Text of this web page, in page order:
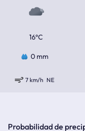
16ºC
0 mm
7 km/h NE
Probabilidad de